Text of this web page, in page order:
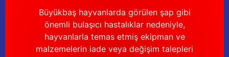
Büyükbaş hayvanlarda görülen şap gibi
önemli bulaşıcı hastalıklar nedeniyle,
hayvanlarla temas etmiş ekipman ve
malzemelerin iade veya değişim talepleri